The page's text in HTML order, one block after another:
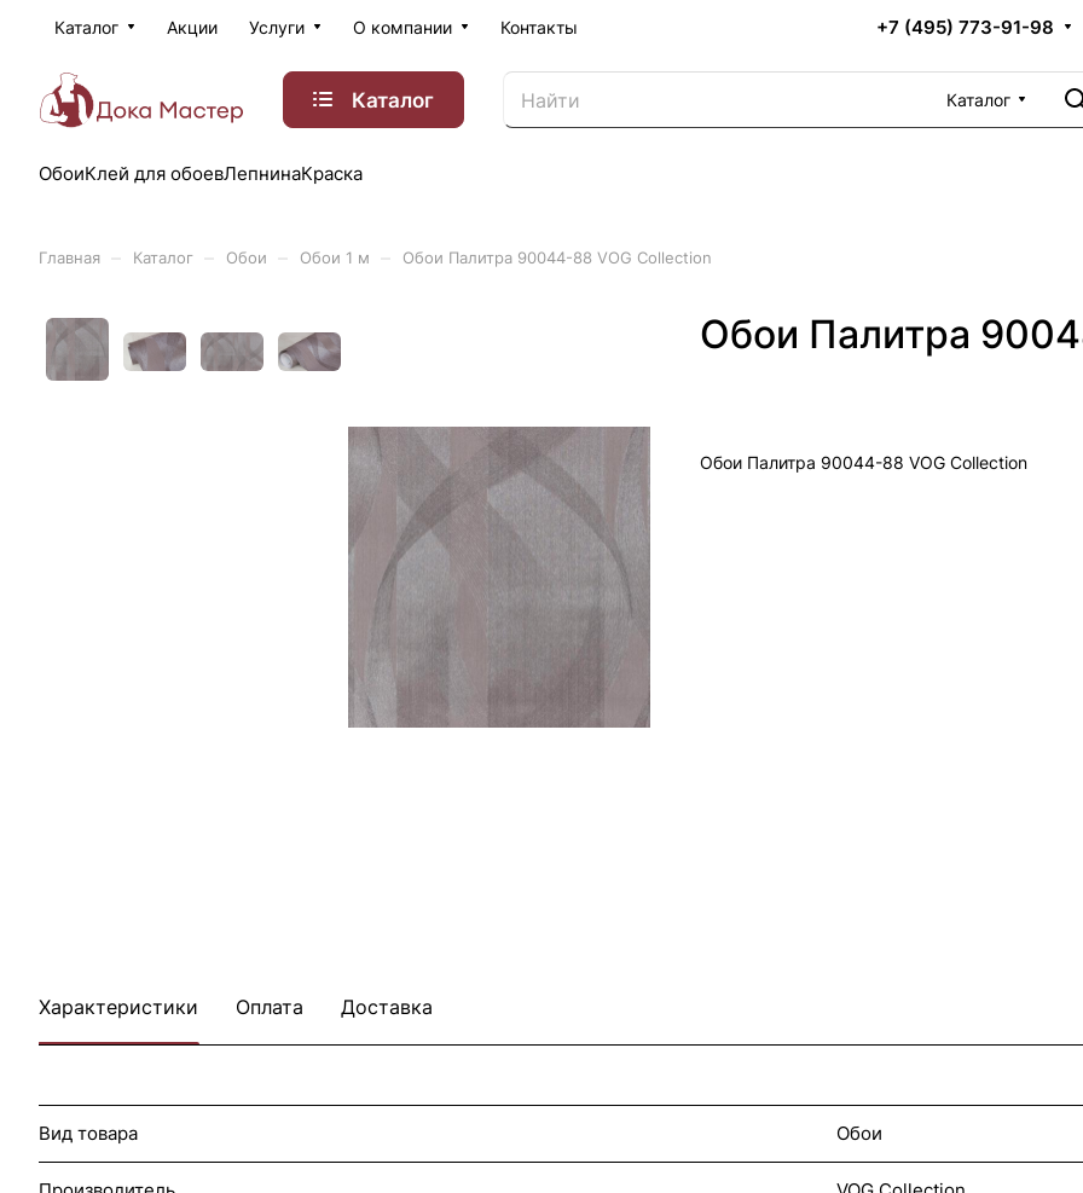
Каталог Акции Услуги О компании Контакты +7 (495) 773-91-98
Каталог Каталог
ОбоиКлей для обоевЛепнинаКраска
Главная Каталог Обои Обои 1 м Обои Палитра 90044-88 VOG Collection
Обои Палитра
Обои Палитра 90044-88 VOG Collection
Характеристики Оплата Доставка
Вид товара Обои